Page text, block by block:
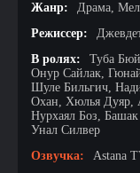
Жанр:
Драма,
Режиссер:
В ролях:
Туба
Онур Сайлак,
Шуле Бильгич,
Охан, Хюлья Дуяр,
Нурхаял Боз,
Унал Силвер
Озвучка:
Astana